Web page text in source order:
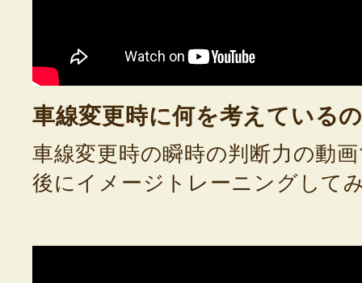
車線変更時に何を考えている
車線変更時の瞬時の判断力の動
後にイメージトレーニングして